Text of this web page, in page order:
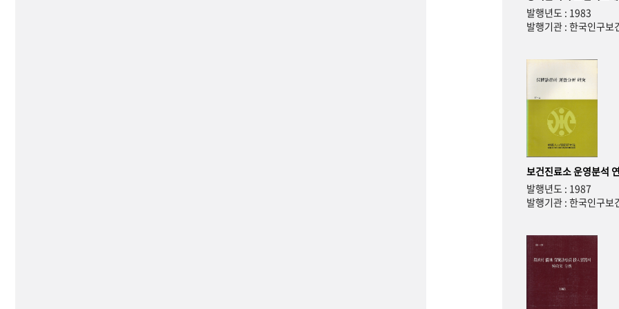
발행년도 : 1983
발행기관 : 한국인구보
보건진료소 운영분석
발행년도 : 1987
발행기관 : 한국인구보